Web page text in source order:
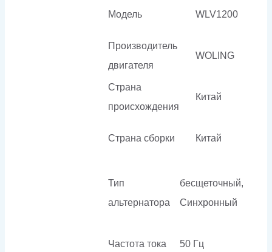
Модель WLV1200
Производитель
двигателя
WOLING
Страна
происхождения
Китай
Страна сборки Китай
Тип
альтернатора
бесщеточный,
Синхронный
Частота тока 50 Гц